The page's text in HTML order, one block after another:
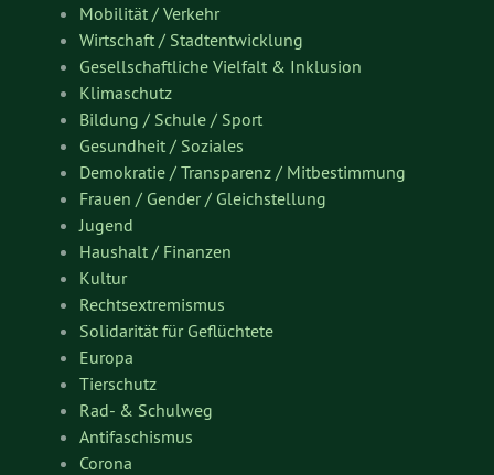
Mobilität / Verkehr
Wirtschaft / Stadtentwicklung
Gesellschaftliche Vielfalt & Inklusion
Klimaschutz
Bildung / Schule / Sport
Gesundheit / Soziales
Demokratie / Transparenz / Mitbestimmung
Frauen / Gender / Gleichstellung
Jugend
Haushalt / Finanzen
Kultur
Rechtsextremismus
Solidarität für Geflüchtete
Europa
Tierschutz
Rad- & Schulweg
Antifaschismus
Corona